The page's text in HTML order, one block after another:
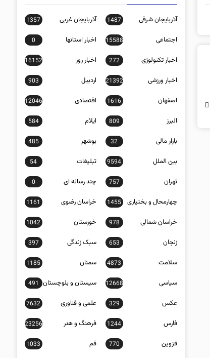
آذربایجان شرقی 1487 آذربایجان غربی 1357
اجتماعی 15588 اخبار استانها 0
اخبار تکنولوژی 272 اخبار روز 16152
اخبار ورزشی 21392 اردبیل 903
اصفهان 1616 اقتصادی 12046
البرز 809 ایلام 584
بازار مالی 32 بوشهر 485
بین الملل 9594 تبلیغات 54
تهران 757 چند رسانه ای 0
چهارمحال و بختیاری 1455 خراسان رضوی 1161
خراسان شمالی 978 خوزستان 1042
زنجان 653 سبک زندگی 397
سلامت 4873 سمنان 1185
سیاسی 12668 سیستان و بلوچستان 491
عکس 329 علمی و فناوری 7632
فارس 1244 فرهنگ و هنر 23256
قزوین 770 قم 1033